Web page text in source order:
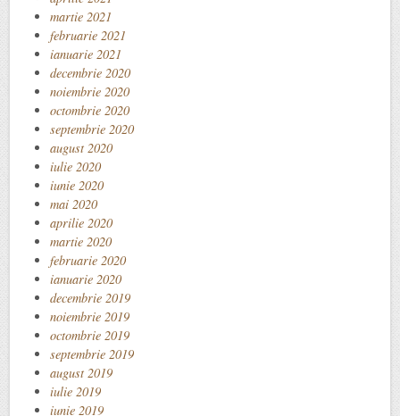
martie 2021
februarie 2021
ianuarie 2021
decembrie 2020
noiembrie 2020
octombrie 2020
septembrie 2020
august 2020
iulie 2020
iunie 2020
mai 2020
aprilie 2020
martie 2020
februarie 2020
ianuarie 2020
decembrie 2019
noiembrie 2019
octombrie 2019
septembrie 2019
august 2019
iulie 2019
iunie 2019